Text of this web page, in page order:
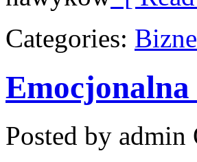
Categories:
Posted by admin